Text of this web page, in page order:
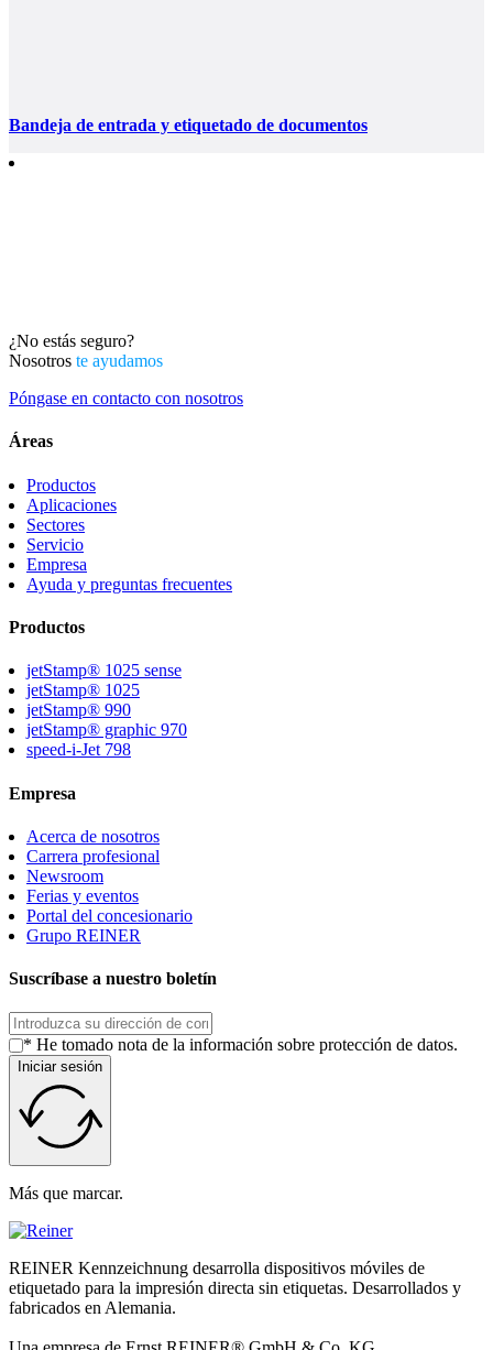
Bandeja de entrada y etiquetado de documentos
¿No estás seguro?
Nosotros te ayudamos
Póngase en contacto con nosotros
Áreas
Productos
Aplicaciones
Sectores
Servicio
Empresa
Ayuda y preguntas frecuentes
Productos
jetStamp® 1025 sense
jetStamp® 1025
jetStamp® 990
jetStamp® graphic 970
speed-i-Jet 798
Empresa
Acerca de nosotros
Carrera profesional
Newsroom
Ferias y eventos
Portal del concesionario
Grupo REINER
Suscríbase a nuestro boletín
* He tomado nota de la información sobre protección de datos.
Iniciar sesión
Más que marcar.
REINER Kennzeichnung desarrolla dispositivos móviles de
etiquetado para la impresión directa sin etiquetas. Desarrollados y
fabricados en Alemania.